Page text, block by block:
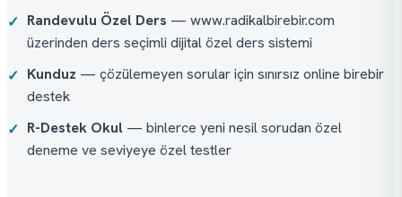
✓ Randevulu Özel Ders — www.radikalbirebir.com
üzerinden ders seçimli dijital özel ders sistemi
✓ Kunduz — çözülemeyen sorular için sınırsız online birebir
destek
✓ R-Destek Okul — binlerce yeni nesil sorudan özel
deneme ve seviyeye özel testler